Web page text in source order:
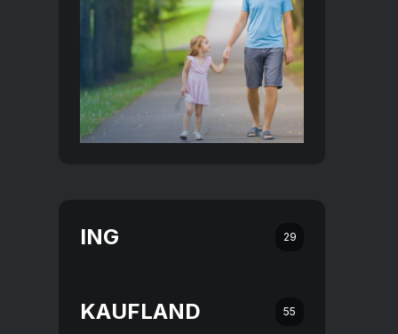
ING 29
KAUFLAND 55